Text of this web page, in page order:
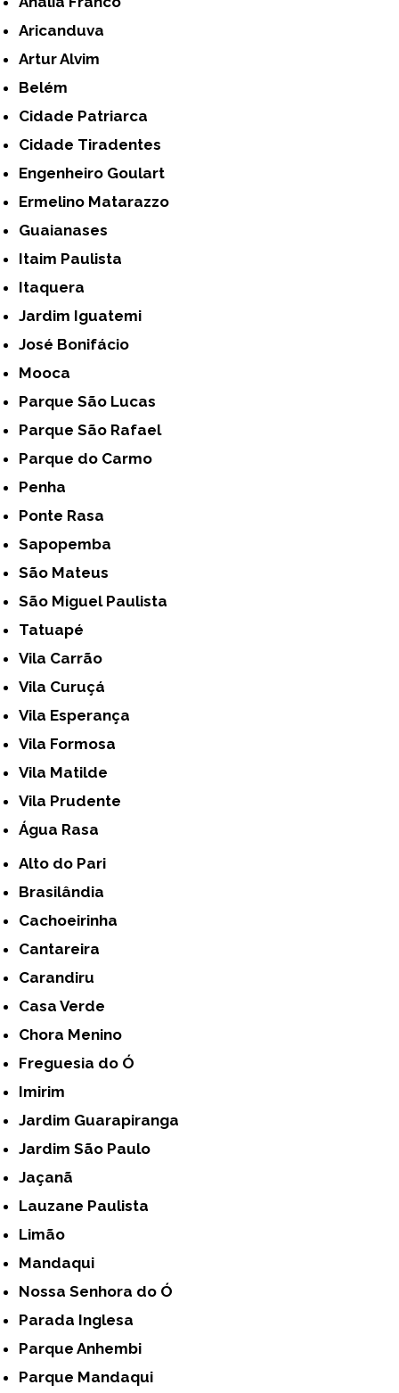
Aricanduva
Artur Alvim
Belém
Cidade Patriarca
Cidade Tiradentes
Engenheiro Goulart
Ermelino Matarazzo
Guaianases
Itaim Paulista
Itaquera
Jardim Iguatemi
José Bonifácio
Mooca
Parque São Lucas
Parque São Rafael
Parque do Carmo
Penha
Ponte Rasa
Sapopemba
São Mateus
São Miguel Paulista
Tatuapé
Vila Carrão
Vila Curuçá
Vila Esperança
Vila Formosa
Vila Matilde
Vila Prudente
Água Rasa
Alto do Pari
Brasilândia
Cachoeirinha
Cantareira
Carandiru
Casa Verde
Chora Menino
Freguesia do Ó
Imirim
Jardim Guarapiranga
Jardim São Paulo
Jaçanã
Lauzane Paulista
Limão
Mandaqui
Nossa Senhora do Ó
Parada Inglesa
Parque Anhembi
Parque Mandaqui